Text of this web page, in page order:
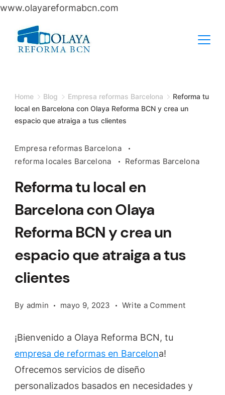
www.olayareformabcn.com
content
Home Blog Empresa reformas Barcelona
Reforma tu
local en Barcelona con Olaya Reforma BCN y crea un
espacio que atraiga a tus clientes
Empresa reformas Barcelona
reforma locales Barcelona
Reformas Barcelona
Reforma tu local en
Barcelona con Olaya
Reforma BCN y crea un
espacio que atraiga a tus
clientes
By admin mayo 9, 2023 Write a Commenton
con
¡Bienvenido a Olaya Reforma BCN, tu
empresa de reformas en Barcelona!
Ofrecemos servicios de diseño
personalizados basados en necesidades y